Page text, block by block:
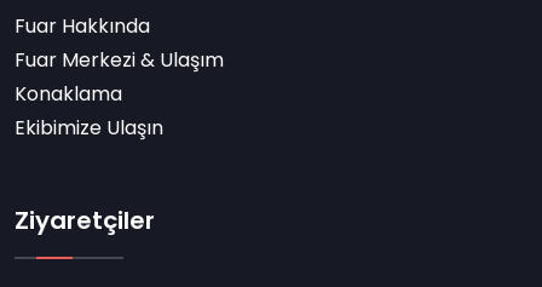
Fuar Hakkında
Fuar Merkezi & Ulaşım
Konaklama
Ekibimize Ulaşın
Ziyaretçiler